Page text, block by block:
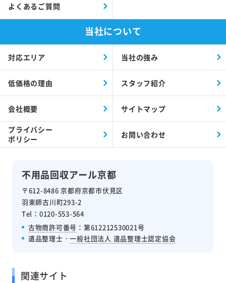
不用品回収アール京都
〒612-8486 京都府京都市伏見区
羽束師古川町293-2
Tel：0120-553-564
古物商許可番号 ：第612212530021号
遺品整理士・一般社団法人 遺品整理士認定協会
よくあるご質問
当社について
対応エリア 当社の強み
低価格の理由 スタッフ紹介
会社概要 サイトマップ
プライバシー
ポリシー
お問い合わせ
関連サイト